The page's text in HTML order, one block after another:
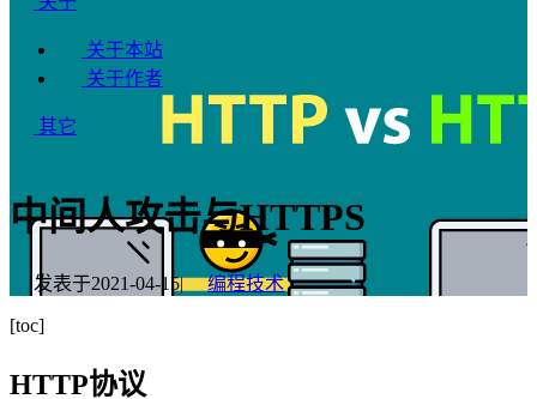
关于本站
关于作者
其它
中间人攻击与HTTPS
发表于2021-04-15| 编程技术
[toc]
HTTP协议